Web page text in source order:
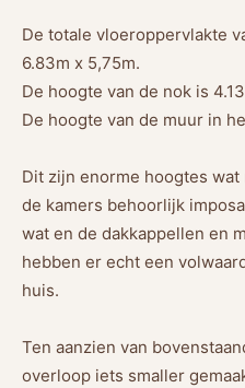
De totale vloeroppervlakte
6.83m x 5,75m.
De hoogte van de nok is
De hoogte van de muur in
Dit zijn enorme hoogtes
de kamers behoorlijk
wat en de dakkappellen en
hebben er echt een
huis.
Ten aanzien van
overloop iets smaller